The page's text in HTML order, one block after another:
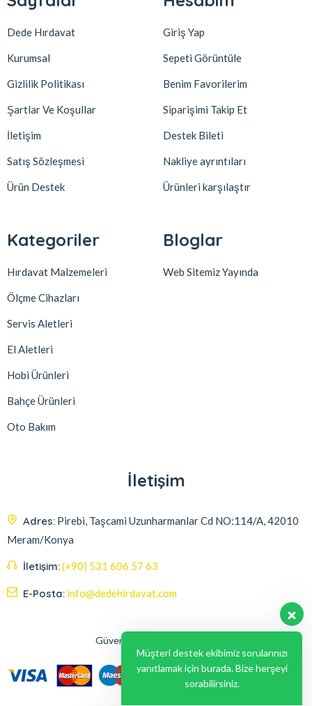
Dede Hırdavat
Kurumsal
Gizlilik Politikası
Şartlar Ve Koşullar
İletişim
Satış Sözleşmesi
Ürün Destek
Giriş Yap
Sepeti Görüntüle
Benim Favorilerim
Siparişimi Takip Et
Destek Bileti
Nakliye ayrıntıları
Ürünleri karşılaştır
Kategoriler
Hırdavat Malzemeleri
Ölçme Cihazları
Servis Aletleri
El Aletleri
Hobi Ürünleri
Bahçe Ürünleri
Oto Bakım
Bloglar
Web Sitemiz Yayında
İletişim
Adres: Pirebi, Taşcami Uzunharmanlar Cd NO:114/A, 42010
Meram/Konya
İletişim:(+90) 531 606 57 63
E-Posta: info@dedehirdavat.com
Güvenli Ödeme Seçenekleri
Müşteri destek ekibimiz sorularınızı
yanıtlamak için burada. Bize herşeyi
sorabilirsiniz.